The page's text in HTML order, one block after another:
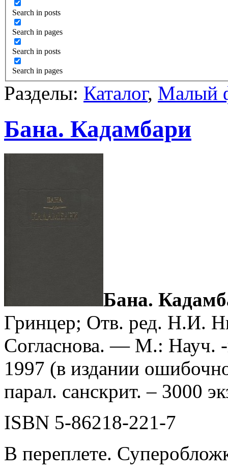
Search in posts
Search in pages
Search in posts
Search in pages
Разделы: Каталог, Малый
Бана. Кадамбари
Бана.
Гринцер; Отв. ред. Н.И.
Согласнова. — М.: Науч.
1997 (в издании
парал. санскрит. – 3000
ISBN 5-86218-221-7
В переплете.